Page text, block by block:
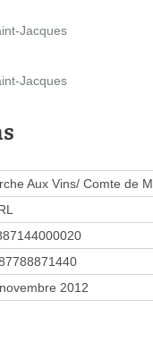
Jacques
Jacques
Aux Vins/ Comte de
2012